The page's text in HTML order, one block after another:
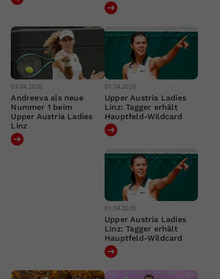
03.04.2026
Andreeva als neue
Nummer 1 beim
Upper Austria Ladies
Linz
01.04.2026
Upper Austria Ladies
Linz: Tagger erhält
Hauptfeld-Wildcard
01.04.2026
Upper Austria Ladies
Linz: Tagger erhält
Hauptfeld-Wildcard